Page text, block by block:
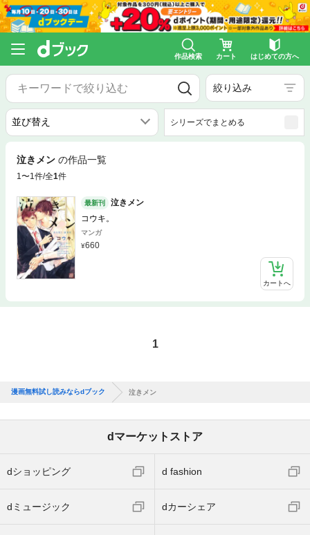
作品検索 カート はじめての方へ
絞り込み
シリーズでまとめる
泣きメン の作品一覧
1〜1件/全1件
最新刊
泣きメン
コウキ。
マンガ
660
カートへ
1
漫画無料試し読みならdブック 泣きメン
dマーケットストア
dショッピング d fashion
dミュージック dカーシェア